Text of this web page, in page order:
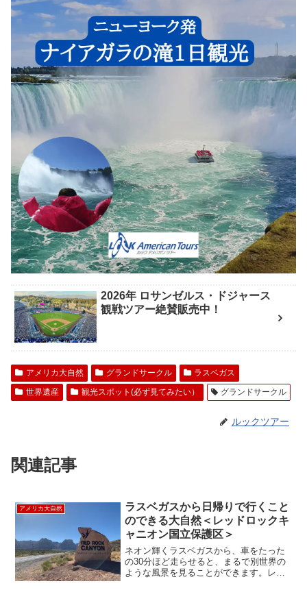
2026年 ロサンゼルス・ドジャース
観戦ツアー絶賛販売中！
アメリカ大自然 グランドサークル
ラスベガス
世界遺産
観光スポット(必ず見てみたい） グランドサークル
ルックツアー
関連記事
アメリカ大自然
ラスベガスから日帰りで行くこと
のできる大自然＜レッドロックキ
ャニオン国立保護区＞
ネオン輝くラスベガスから、車をたった
の30分ほど走らせると、まるで別世界の
ような風景を見ることができます。レッ